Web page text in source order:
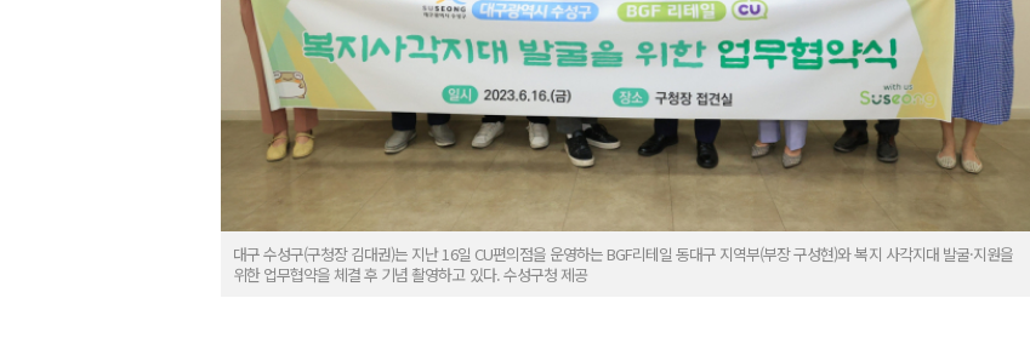
대구 수성구(구청장 김대권)는 지난 16일 CU편의점을 운영하는 BGF리테일 동대구 지역부(부장 구성현)와 복지 사각지대 발굴·지원을
위한 업무협약을 체결 후 기념 촬영하고 있다. 수성구청 제공